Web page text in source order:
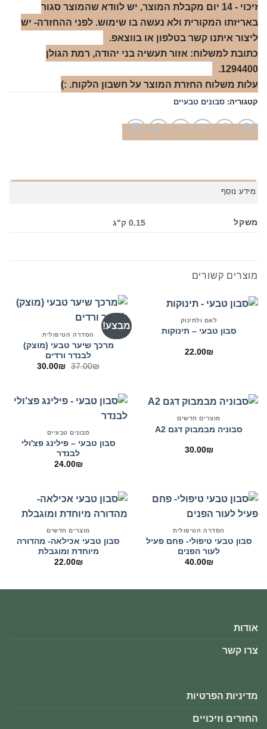
זיכוי - 14 יום מקבלת המוצר, יש לוודא שהמוצר סגור
באריזתו המקורית ולא נעשה בו שימוש. לפני ההחזרה- יש
ליצור איתנו קשר בטלפון או בווצאפ.
כתובת למשלוח: אזור תעשיה בני יהודה, רמת הגולן
1294400.
עלות משלוח החזרת המוצר על חשבון הלקוח. :)
קטגוריה: סבונים טבעיים
מידע נוסף
משקל 0.15 ק"ג
מוצרים קשורים
לאם ולתינוק
סבון טבעי – תינוקות
22.00₪
מבצע!
הסדרה הטיפולית
מרכך שיער טבעי (מוצק)
לבנדר ורדים
37.00₪
המחיר
30.00₪
המחיר
מוצרים חדשים
סבוניה מבמבוק דגם A2
30.00₪
סבונים טבעיים
סבון טבעי – פילינג פצ'ולי
לבנדר
24.00₪
הסדרה הטיפולית
סבון טבעי טיפולי- פחם פעיל
לעור הפנים
40.00₪
מוצרים חדשים
סבון טבעי אכילאה- מהדורה
מיוחדת ומוגבלת
22.00₪
אודות
צרו קשר
מדיניות הפרטיות
החזרים וזיכויים